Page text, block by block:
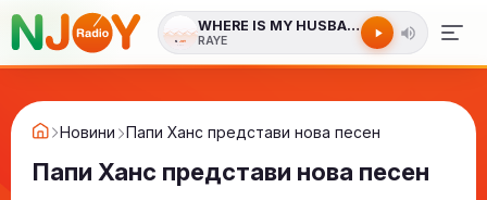
WHERE IS MY HUSBAND
RAYE
Новини Папи Ханс представи нова песен
Папи Ханс представи нова песен